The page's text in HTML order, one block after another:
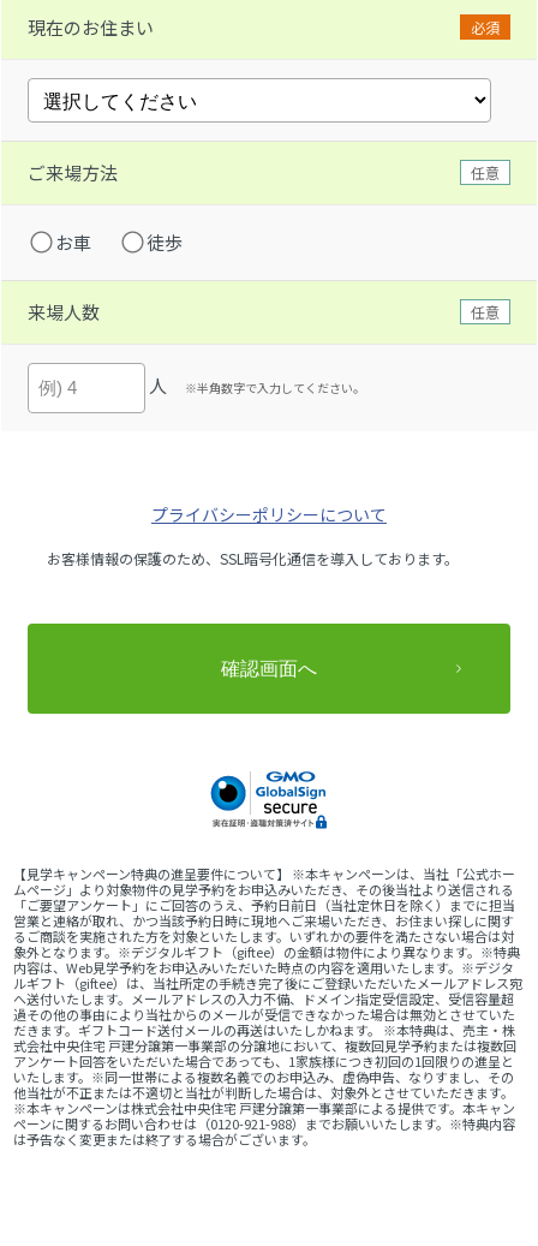
現在のお住まい 必須
ご来場方法 任意
お車 徒歩
来場人数 任意
人 ※半角数字で入力してください。
プライバシーポリシーについて
お客様情報の保護のため、SSL暗号化通信を導入しております。
【見学キャンペーン特典の進呈要件について】 ※本キャンペーンは、当社「公式ホー
ムページ」より対象物件の見学予約をお申込みいただき、その後当社より送信される
「ご要望アンケート」にご回答のうえ、予約日前日（当社定休日を除く）までに担当
営業と連絡が取れ、かつ当該予約日時に現地へご来場いただき、お住まい探しに関す
るご商談を実施された方を対象といたします。いずれかの要件を満たさない場合は対
象外となります。※デジタルギフト（giftee）の金額は物件により異なります。※特典
内容は、Web見学予約をお申込みいただいた時点の内容を適用いたします。※デジタ
ルギフト（giftee）は、当社所定の手続き完了後にご登録いただいたメールアドレス宛
へ送付いたします。メールアドレスの入力不備、ドメイン指定受信設定、受信容量超
過その他の事由により当社からのメールが受信できなかった場合は無効とさせていた
だきます。ギフトコード送付メールの再送はいたしかねます。 ※本特典は、売主・株
式会社中央住宅 戸建分譲第一事業部の分譲地において、複数回見学予約または複数回
アンケート回答をいただいた場合であっても、1家族様につき初回の1回限りの進呈と
いたします。※同一世帯による複数名義でのお申込み、虚偽申告、なりすまし、その
他当社が不正または不適切と当社が判断した場合は、対象外とさせていただきます。
※本キャンペーンは株式会社中央住宅 戸建分譲第一事業部による提供です。本キャン
ペーンに関するお問い合わせは（0120-921-988）までお願いいたします。※特典内容
は予告なく変更または終了する場合がございます。